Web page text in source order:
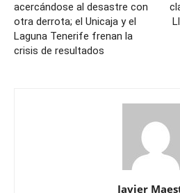
acercándose al desastre con
otra derrota; el Unicaja y el
Laguna Tenerife frenan la
crisis de resultados
Javier